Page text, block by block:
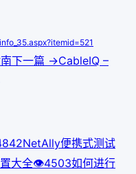
下一篇 →CableIQ –
2NetAlly便携式测试
大全👁4503如何进行